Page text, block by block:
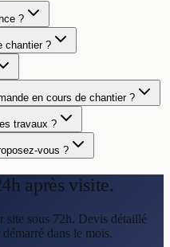
?
chantier ?
en cours de chantier ?
travaux ?
vous ?
après visite.
site sous 72h. Devis détaillé
dans le mois.